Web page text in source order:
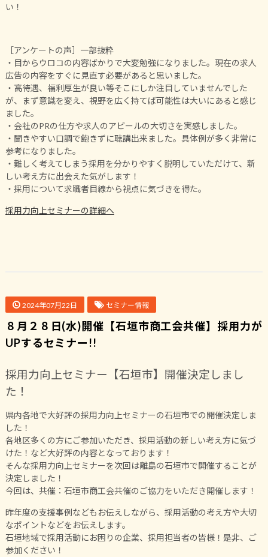
い！
［アンケートの声］一部抜粋
・目からウロコの内容ばかりで大変勉強になりました。現在の求人
広告の内容をすぐに見直す必要があると思いました。
・高待遇、福利厚生が良い等そこにしか注目していませんでした
が、まず意識を変え、視野を広く持てば可能性は大いにあると感じ
ました。
・会社のPRの仕方や求人のアピールの大切さを実感しました。
・聞きやすい口調で飽きずに聴講出来ました。具体例が多く非常に
参考になりました。
・難しく考えてしまう採用を分かりやすく説明していただけて、新
しい考え方に出会えた気がします！
・採用について求職者目線から視点に気づきを得た。
採用力向上セミナーの詳細へ
2024年07月22日 セミナー情報
８月２８日(水)開催【石垣市商工会共催】採用力が
UPするセミナー!!
採用力向上セミナー【石垣市】開催決定しまし
た！
県内各地で大好評の採用力向上セミナーの石垣市での開催決定しま
した！
各地区多くの方にご参加いただき、採用活動の新しい考え方に気づ
けた！など大好評の内容となっております！
そんな採用力向上セミナーを次回は離島の石垣市で開催することが
決定しました！
今回は、共催：石垣市商工会共催のご協力をいただき開催します！
昨年度の支援事例などもお伝えしながら、採用活動の考え方や大切
なポイントなどをお伝えします。
石垣地域で採用活動にお困りの企業、採用担当者の皆様！是非、ご
参加ください！